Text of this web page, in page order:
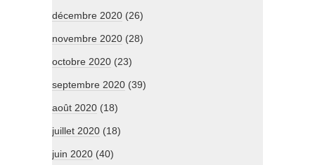
décembre 2020 (26)
novembre 2020 (28)
octobre 2020 (23)
septembre 2020 (39)
août 2020 (18)
juillet 2020 (18)
juin 2020 (40)